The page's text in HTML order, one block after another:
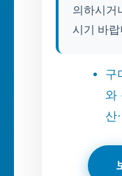
의하시거
시기 바랍
구
와
산